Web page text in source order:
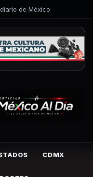
de México
CDMX